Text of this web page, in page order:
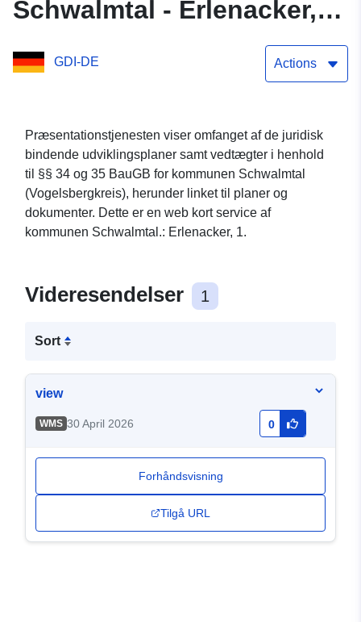
Schwalmtal - Erlenacker, 1.
GDI-DE Actions
Præsentationstjenesten viser omfanget af de juridisk
bindende udviklingsplaner samt vedtægter i henhold
til §§ 34 og 35 BauGB for kommunen Schwalmtal
(Vogelsbergkreis), herunder linket til planer og
dokumenter. Dette er en web kort service af
kommunen Schwalmtal.: Erlenacker, 1.
Videresendelser 1
Sort
view
WMS 30 April 2026 0
Forhåndsvisning
Tilgå URL